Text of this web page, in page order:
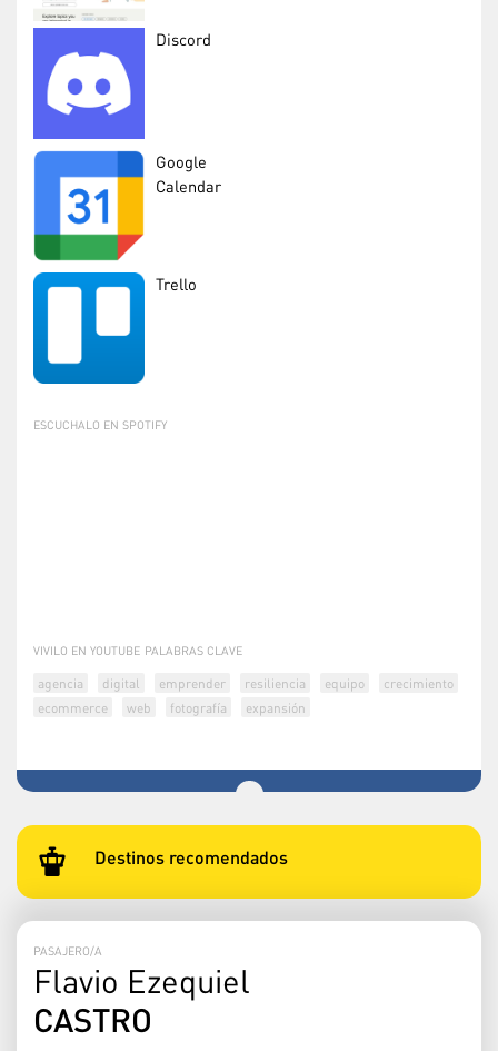
Discord
Google
Calendar
Trello
ESCUCHALO EN SPOTIFY
VIVILO EN YOUTUBE PALABRAS CLAVE
agencia digital emprender resiliencia equipo
crecimiento
ecommerce
web fotografía expansión
Destinos recomendados
PASAJERO/A
Flavio Ezequiel
CASTRO